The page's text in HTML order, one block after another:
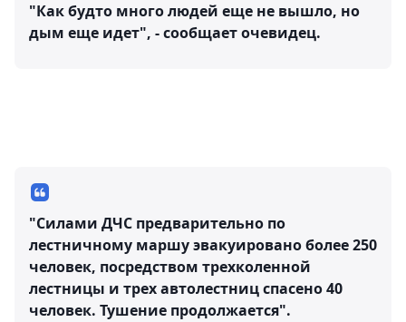
"Как будто много людей еще не вышло, но
дым еще идет", - сообщает очевидец.
"Силами ДЧС предварительно по
лестничному маршу эвакуировано более 250
человек, посредством трехколенной
лестницы и трех автолестниц спасено 40
человек. Тушение продолжается".